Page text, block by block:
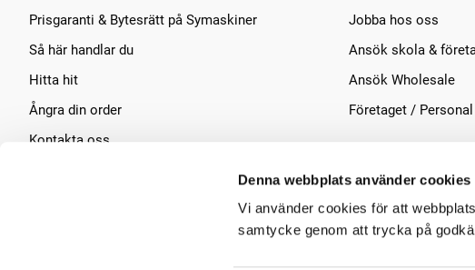
Denna webbplats använder cookies
Vi använder cookies för att
samtycke genom att trycka på
Prisgaranti & Bytesrätt på Symaskiner
Så här handlar du
Hitta hit
Ångra din order
Kontakta oss
Jobba hos oss
Ansök skola &
Ansök Wholesale
Företaget / Personal